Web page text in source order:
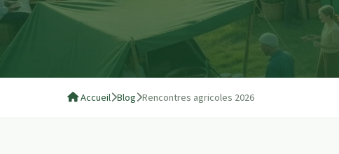
Accueil Blog Rencontres agricoles 2026